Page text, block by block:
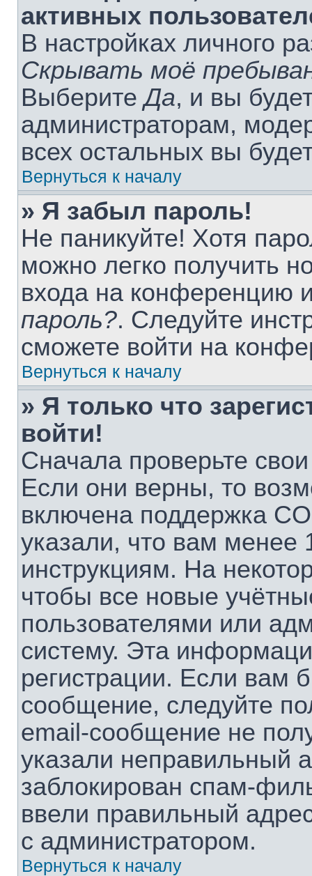
активных
В настройках личного
Скрывать моё
ВыберитеДа, и вы
администраторам,
всех остальных вы
Вернуться к началу
» Я забыл пароль!
Не паникуйте! Хотя
можно легко получить
входа на конференцию
пароль?. Следуйте
сможете войти на
Вернуться к началу
» Я только что
войти!
Сначала проверьте
Если они верны, то
включена поддержка
указали, что вам менее
инструкциям. На
чтобы все новые
пользователями или
систему. Эта
регистрации. Если вам
сообщение, следуйте
email-сообщение не
указали неправильный
заблокирован спам-
ввели правильный
с администратором.
Вернуться к началу